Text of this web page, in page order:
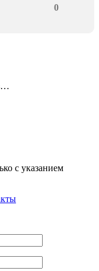
0
с указанием